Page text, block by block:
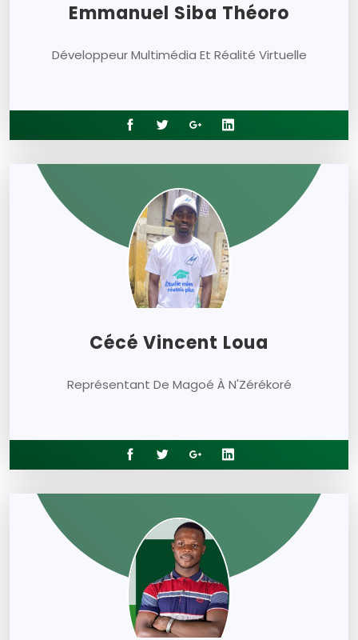
Emmanuel Siba Théoro
Développeur Multimédia Et Réalité Virtuelle
Cécé Vincent Loua
Représentant De Magoé À N'Zérékoré